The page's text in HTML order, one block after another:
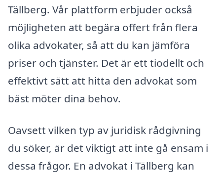
Tällberg. Vår plattform erbjuder också
möjligheten att begära offert från flera
olika advokater, så att du kan jämföra
priser och tjänster. Det är ett tiodellt och
effektivt sätt att hitta den advokat som
bäst möter dina behov.
Oavsett vilken typ av juridisk rådgivning
du söker, är det viktigt att inte gå ensam i
dessa frågor. En advokat i Tällberg kan